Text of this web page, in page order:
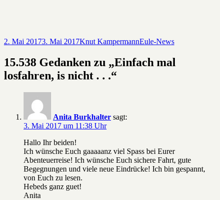
Veröffentlicht
2. Mai 20173. Mai 2017Autor
Knut KampermannKategorien
Eule-News
15.538 Gedanken zu „Einfach mal
losfahren, is nicht . . .“
Anita Burkhalter sagt:
3. Mai 2017 um 11:38 Uhr
Hallo Ihr beiden!
Ich wünsche Euch gaaaaanz viel Spass bei Eurer
Abenteuerreise! Ich wünsche Euch sichere Fahrt, gute
Begegnungen und viele neue Eindrücke! Ich bin gespannt,
von Euch zu lesen.
Hebeds ganz guet!
Anita